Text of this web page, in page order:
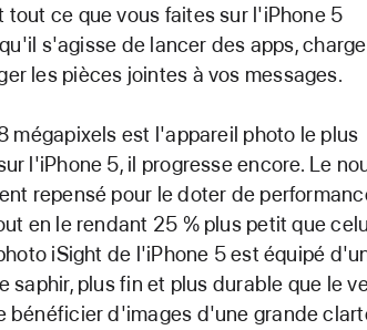
tout ce que vous faites sur l'iPhone 5
s'agisse de lancer des apps,
les pièces jointes à vos messages.
mégapixels est l'appareil photo le plus
l'iPhone 5, il progresse encore. Le
repensé pour le doter de
en le rendant 25 % plus petit que
iSight de l'iPhone 5 est équipé
plus fin et plus durable que le
bénéficier d'images d'une grande